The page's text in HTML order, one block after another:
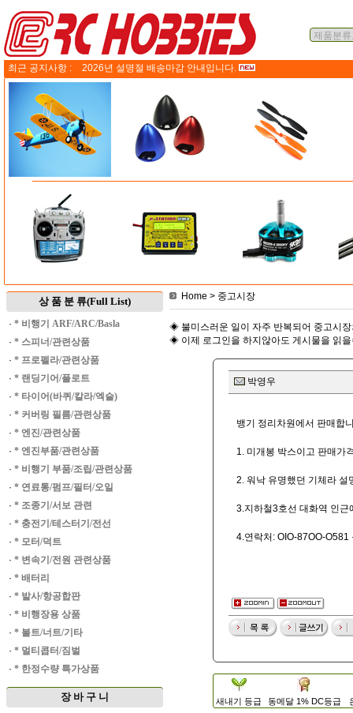
최근 공지사항 : 2026년 설명절 배송마감 안내입니다.
상 품 분 류(Full List)
· * 비행기 ARF/ARC/Basla
· * 스피너/관련상품
· * 프로펠라/관련상품
· * 랜딩기어/플로트
· * 타이어(바퀴/칼라/엑슬)
· * 커버링 필름/관련상품
· * 엔진/관련상품
· * 엔진부품/관련상품
· * 비행기 부품/조립/관련상품
· * 연료통/펌프/필터/오일
· * 조종기/서보 관련
· * 충전기/테스터기/전선
· * 모터/덕트
· * 변속기/전원 관련상품
· * 배터리
· * 발사/항공합판
· * 비행장용 상품
· * 볼트/너트/기타
· * 멀티콥터/짐벌
· * 한정수량 특가상품
장 바 구 니
Home > 중고시장
◈ 불미스러운 일이 자주 반복되어 중고시
◈ 이제 로그인을 하지않아도 게시물을 읽
박영우
뱅기 정리차원에서 판매합
1. 미개봉 박스이고 판매가
2. 워낙 유명했던 기체라 설
3.지하철3호선 대화역 인
4.연락처: OIO-87OO-
새내기 등급 동메달 1% DC등급